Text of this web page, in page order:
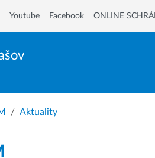
Youtube Facebook ONLINE
Aktuality